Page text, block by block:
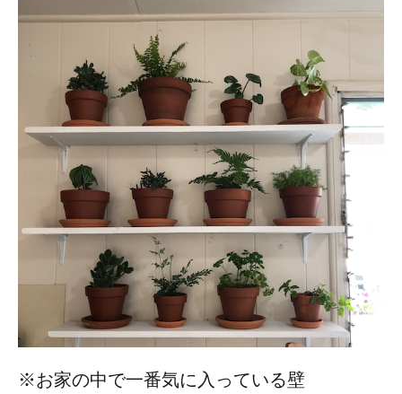
※お家の中で一番気に入っている壁